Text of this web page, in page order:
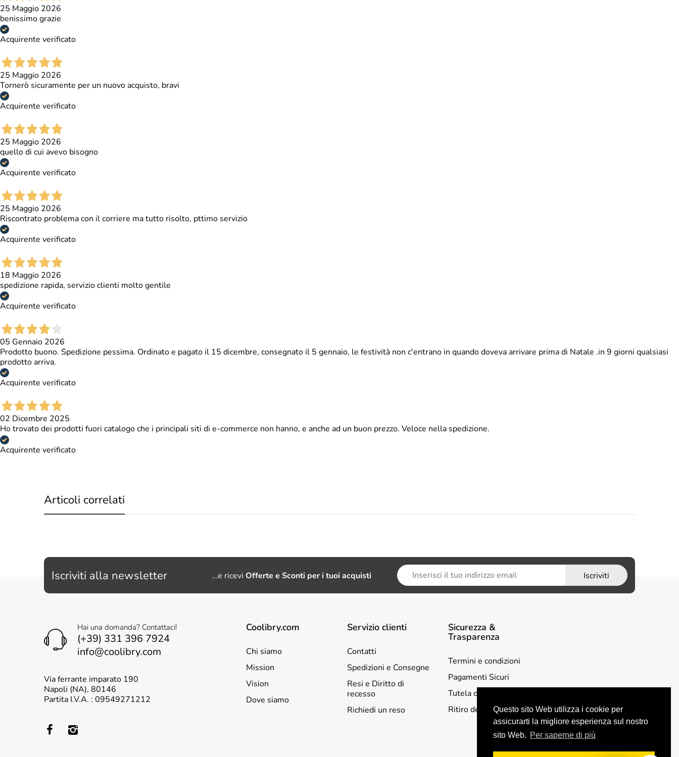
Questo sito Web utilizza i cookie per
assicurarti la migliore esperienza sul nostro
sito Web. Per saperne di più
25 Maggio 2026
benissimo grazie
Acquirente verificato
25 Maggio 2026
Tornerò sicuramente per un nuovo acquisto, bravi
Acquirente verificato
25 Maggio 2026
quello di cui avevo bisogno
Acquirente verificato
25 Maggio 2026
Riscontrato problema con il corriere ma tutto risolto, pttimo servizio
Acquirente verificato
18 Maggio 2026
spedizione rapida, servizio clienti molto gentile
Acquirente verificato
05 Gennaio 2026
Prodotto buono. Spedizione pessima. Ordinato e pagato il 15 dicembre, consegnato il 5 gennaio, le festività non c'entrano in quando doveva arrivare prima di Natale .in 9 giorni qualsiasi
prodotto arriva.
Acquirente verificato
02 Dicembre 2025
Ho trovato dei prodotti fuori catalogo che i principali siti di e-commerce non hanno, e anche ad un buon prezzo. Veloce nella spedizione.
Acquirente verificato
Articoli correlati
Iscriviti alla newsletter ...e ricevi Offerte e Sconti per i tuoi acquisti Iscriviti
Hai una domanda? Contattaci!
(+39) 331 396 7924
info@coolibry.com
Via ferrante imparato 190
Napoli (NA), 80146
Partita I.V.A. : 09549271212
Coolibry.com
Chi siamo
Mission
Vision
Dove siamo
Servizio clienti
Contatti
Spedizioni e Consegne
Resi e Diritto di
recesso
Richiedi un reso
Sicurezza &
Trasparenza
Termini e condizioni
Pagamenti Sicuri
Tutela della privacy
Ritiro dell'usato